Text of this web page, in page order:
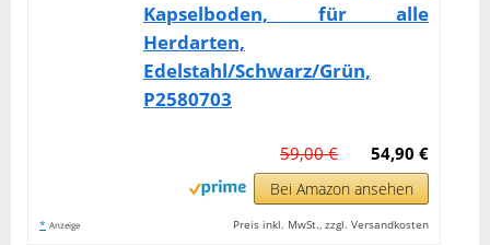
Kapselboden, für alle
Herdarten,
Edelstahl/Schwarz/Grün,
P2580703
54,90 €
59,00 €
Bei Amazon ansehen
* Anzeige Preis inkl. MwSt., zzgl. Versandkosten